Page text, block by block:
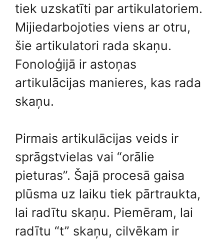
tiek uzskatīti par artikulatoriem.
Mijiedarbojoties viens ar otru,
šie artikulatori rada skaņu.
Fonoloģijā ir astoņas
artikulācijas manieres, kas rada
skaņu.
Pirmais artikulācijas veids ir
sprāgstvielas vai “orālie
pieturas”. Šajā procesā gaisa
plūsma uz laiku tiek pārtraukta,
lai radītu skaņu. Piemēram, lai
radītu “t” skaņu, cilvēkam ir